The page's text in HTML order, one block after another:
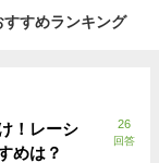
すすめランキング
！レーシ
めは？
26
回答